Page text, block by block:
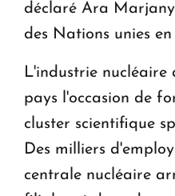
déclaré Ara
des Nations unies
L'industrie nucléaire
pays l'occasion de
cluster scientifique
Des milliers
centrale nucléaire